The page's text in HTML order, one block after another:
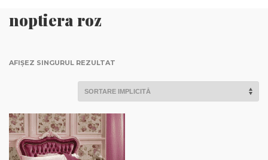
noptiera roz
AFIȘEZ SINGURUL REZULTAT